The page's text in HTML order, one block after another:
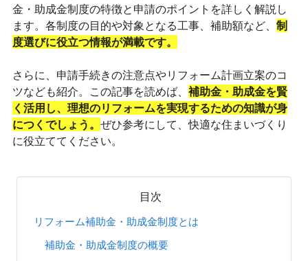
金・助成金制度の特徴と申請のポイントを詳しく解説し
ます。各制度の目的や対象となる工事、補助額など、 制
度選びに役立つ情報が満載です。
さらに、申請手続きの注意点やリフォーム計画立案のコ
ツなども紹介。この記事を読めば、 補助金・助成金を賢
く活用し、理想のリフォームを実現するための知識が身
につくでしょう。 ぜひ参考にして、快適な住まいづくり
に役立ててください。
目次
リフォーム補助金・助成金制度とは
補助金・助成金制度の概要